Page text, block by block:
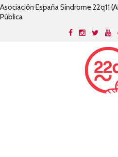
Asociación España Síndrome 22q11
Pública